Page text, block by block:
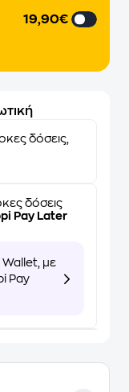
19,90€
δόσεις,
δόσεις
Pay Later
Wallet, με
Pay